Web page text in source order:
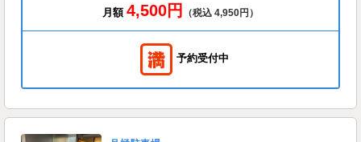
月額 4,500円 （税込 4,950円）
予約受付中